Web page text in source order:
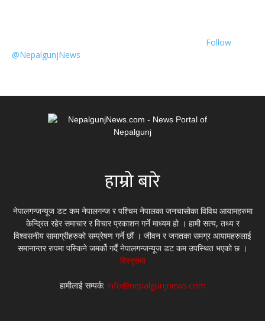
Follow
@NepalgunjNews
हाम्रो बारे
नेपालगन्जन्यूज डट कम नेपालगन्ज र पश्चिम नेपालका जनचासोका विविध आयामहरुमा
केन्द्रित रहेर समाचार र विचार प्रकाशन गर्ने माध्यम हो । हामी सत्य, तथ्य र
विश्वसनीय सामाग्रीहरुको सम्प्रेषण गर्ने छौं । जीवन र जगतका समग्र आयामहरुलाई
समानान्तर रुपमा पस्किने जमर्को गर्दै नेपालगन्जन्यूज डट कम उपस्थित भएको छ ।
विस्तृतमा
हामीलाई सम्पर्क: info@nepalgunjnews.com